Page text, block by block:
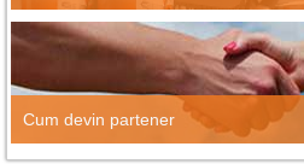
Cum devin partener